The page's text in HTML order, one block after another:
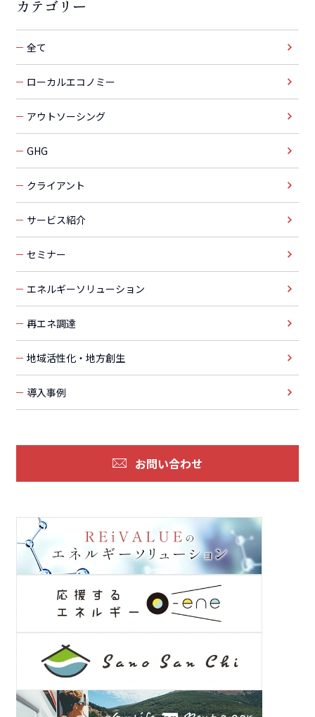
カテゴリー
全て
ローカルエコノミー
アウトソーシング
GHG
クライアント
サービス紹介
セミナー
エネルギーソリューション
再エネ調達
地域活性化・地方創生
導入事例
お問い合わせ